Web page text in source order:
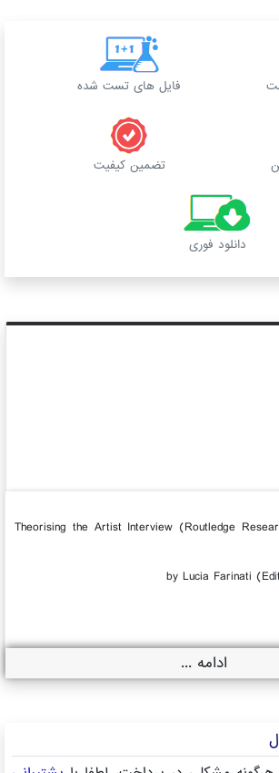
فایل های تست شده
تضمین کیفیت
دانلود فوری
Theorising the Artist Interview (Routledge
by Lucia Farinati
ادامه ...